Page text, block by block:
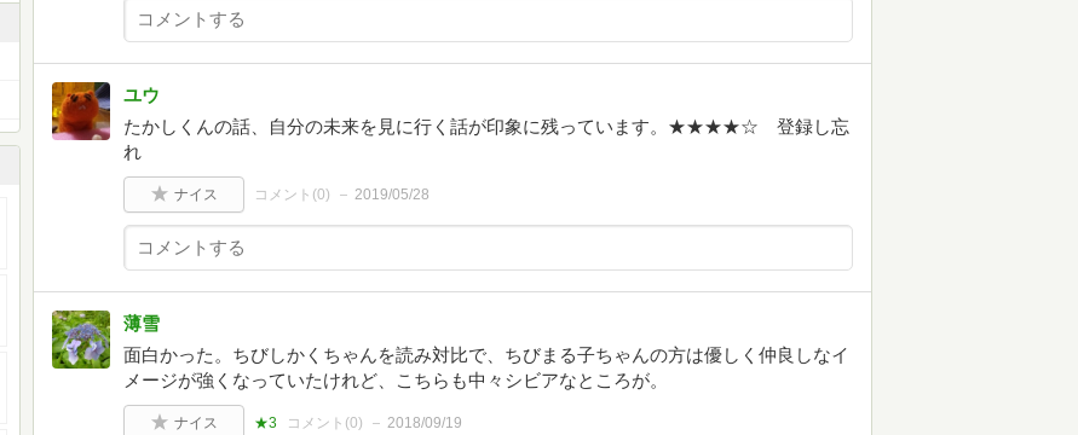
ユウ
たかしくんの話、自分の未来を見に行く話が印象に残っています。★★★★☆ 登録し忘
れ
ナイス コメント(0) 2019/05/28
薄雪
面白かった。ちびしかくちゃんを読み対比で、ちびまる子ちゃんの方は優しく仲良しなイ
メージが強くなっていたけれど、こちらも中々シビアなところが。
ナイス ★3 コメント(0) 2018/09/19